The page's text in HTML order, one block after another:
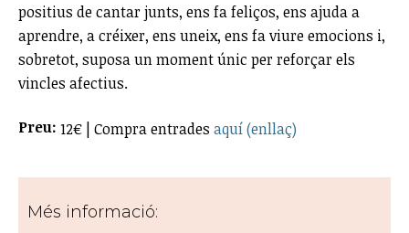
positius de cantar junts, ens fa feliços, ens ajuda a
aprendre, a créixer, ens uneix, ens fa viure emocions i,
sobretot, suposa un moment únic per reforçar els
vincles afectius.
Preu: 12€ | Compra entrades aquí (enllaç)
Més informació: